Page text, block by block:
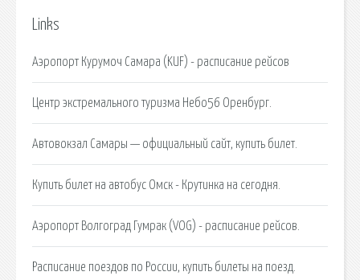
Links
Аэропорт Курумоч Самара (KUF) - расписание рейсов
Центр экстремального туризма Небо56 Оренбург.
Автовокзал Самары — официальный сайт, купить билет.
Купить билет на автобус Омск - Крутинка на сегодня.
Аэропорт Волгоград Гумрак (VOG) - расписание рейсов.
Расписание поездов по России, купить билеты на поезд.